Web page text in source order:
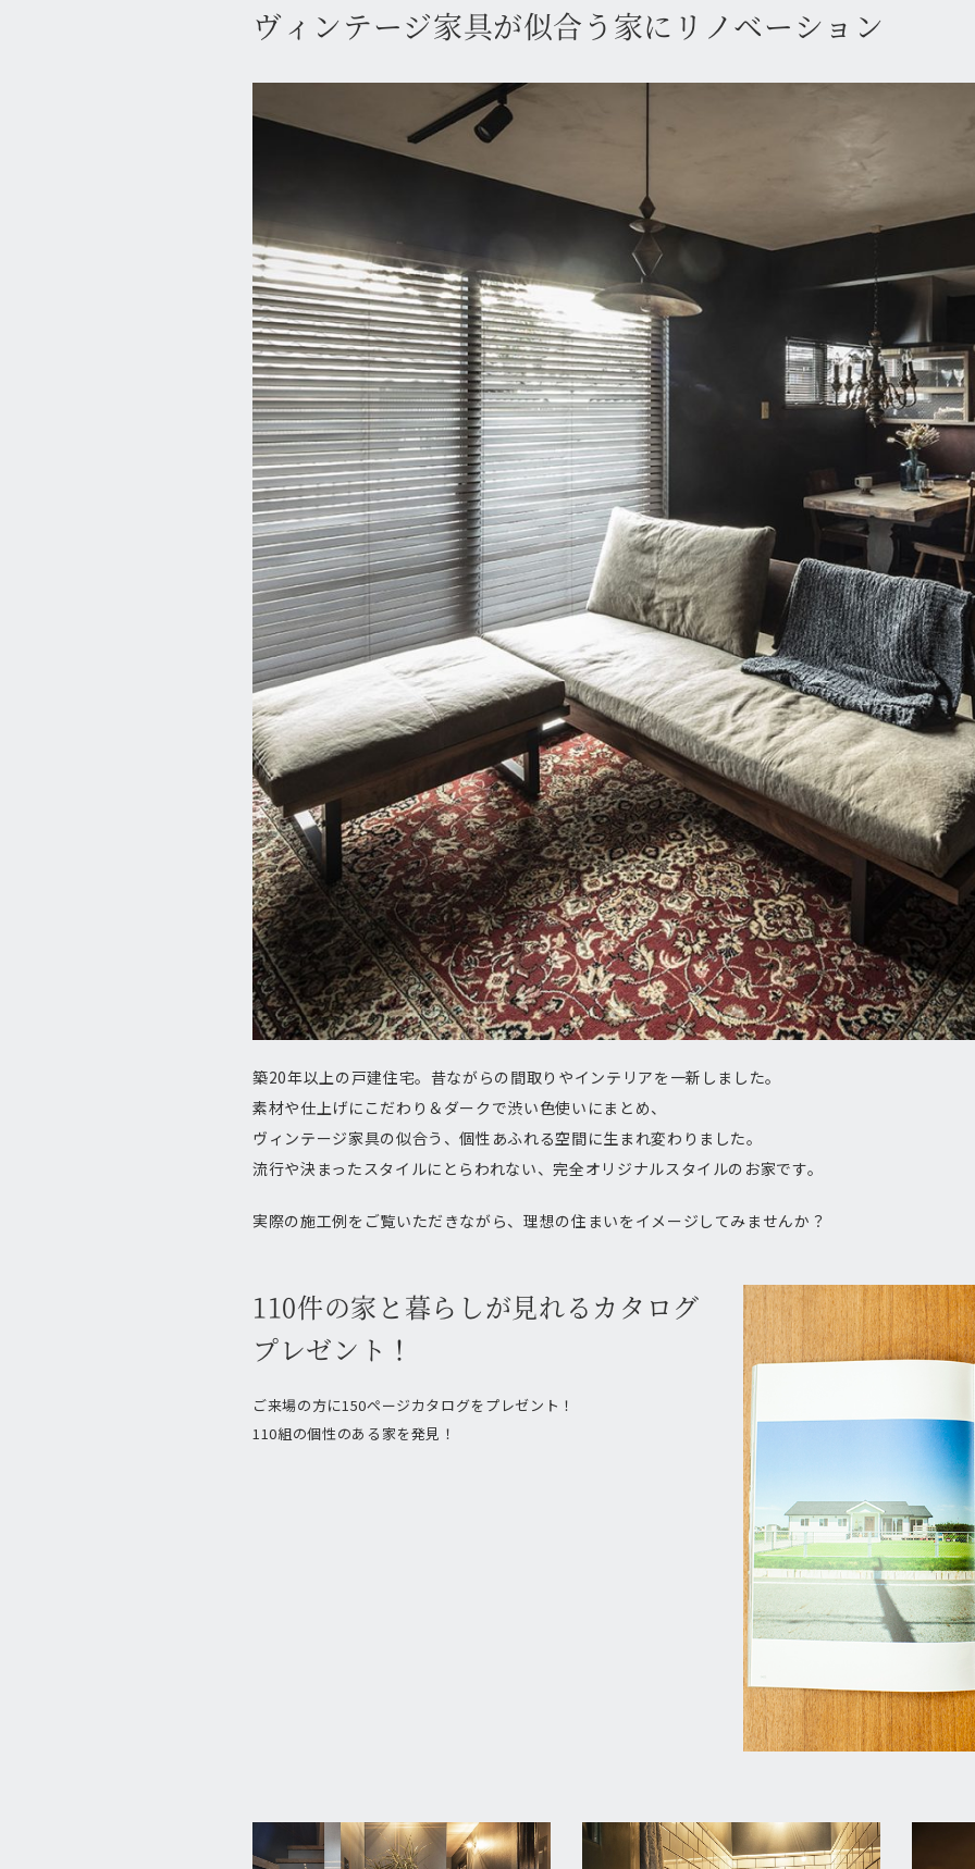
ヴィンテージ家具が似合う家にリノベーション
築20年以上の戸建住宅。昔ながらの間取りやインテリアを一新しました。
素材や仕上げにこだわり＆ダークで渋い色使いにまとめ、
ヴィンテージ家具の似合う、個性あふれる空間に生まれ変わりました。
流行や決まったスタイルにとらわれない、完全オリジナルスタイルのお家です。
実際の施工例をご覧いただきながら、理想の住まいをイメージしてみませんか？
110件の家と暮らしが見れるカタログ
プレゼント！
ご来場の方に150ページカタログをプレゼント！
110組の個性のある家を発見！